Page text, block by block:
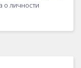
о личности